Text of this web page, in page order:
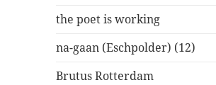
the poet is working
na-gaan (Eschpolder) (12)
Brutus Rotterdam